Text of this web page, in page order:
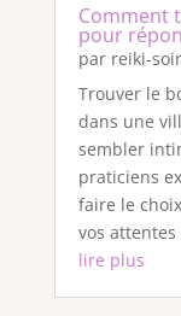
Comment
pour
par reiki-
Trouver le
dans une
sembler
praticiens
faire le
vos
lire plus